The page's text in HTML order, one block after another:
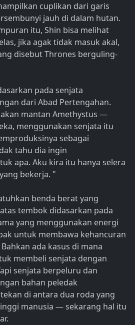
cuplikan dari garis
jauh di dalam hutan.
itu, Shin bisa melihat
jika agak tidak masuk akal,
disebut Thrones berguling-
pada senjata
dari Abad Pertengahan.
mantan Amethystus —
menggunakan senjata itu
sebagai
tahu dia ingin
apa. Aku kira itu hanya selera
bekerja. "
benda berat yang
tembok didasarkan pada
yang menggunakan energi
untuk membawa kehancuran
ada kasus di mana
membeli senjata dengan
senjata berpeluru dan
bahan peledak
di antara dua roda yang
manusia — sekarang hal itu